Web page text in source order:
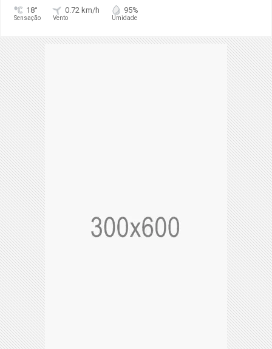
18°
Sensação
0.72 km/h
Vento
95%
Umidade